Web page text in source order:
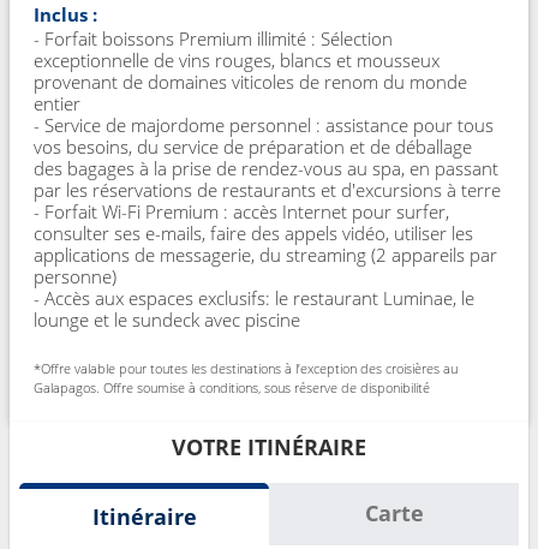
Inclus :
- Forfait boissons Premium illimité : Sélection
exceptionnelle de vins rouges, blancs et mousseux
provenant de domaines viticoles de renom du monde
entier
- Service de majordome personnel : assistance pour tous
vos besoins, du service de préparation et de déballage
des bagages à la prise de rendez-vous au spa, en passant
par les réservations de restaurants et d'excursions à terre
- Forfait Wi-Fi Premium : accès Internet pour surfer,
consulter ses e-mails, faire des appels vidéo, utiliser les
applications de messagerie, du streaming (2 appareils par
personne)
- Accès aux espaces exclusifs: le restaurant Luminae, le
lounge et le sundeck avec piscine
*Offre valable pour toutes les destinations à l’exception des croisières au
Galapagos. Offre soumise à conditions, sous réserve de disponibilité
VOTRE ITINÉRAIRE
Itinéraire Carte